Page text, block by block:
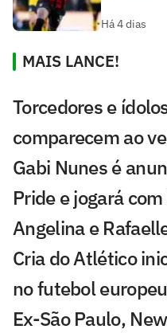
Há 4 dias
MAIS LANCE!
Torcedores e
comparecem ao
Gabi Nunes é
Pride e jogará
Angelina e
Cria do Atlético
no futebol europeu
Ex-São Paulo,